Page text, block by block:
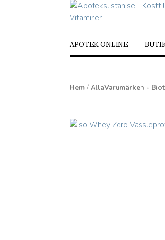
APOTEK ONLINE
Hem / AllaVarumärken -